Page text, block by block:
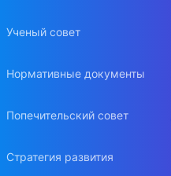
Ученый совет
Нормативные документы
Попечительский совет
Стратегия развития